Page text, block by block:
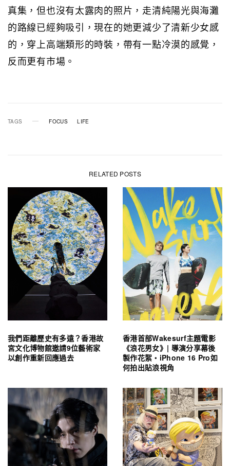
真集，但也沒有太露肉的照片，走清純陽光與海灘
的路線已經夠吸引，現在的她更減少了清新少女感
的，穿上高端類形的時裝，帶有一點冷漠的感覺，
反而更有市場。
TAGS FOCUS LIFE
RELATED POSTS
我們距離歷史有多遠？香港故
宮文化博物館邀請9位藝術家
以創作重新回應過去
香港首部Wakesurf主題電影
《浪花男女》| 導演分享幕後
製作花絮・iPhone 16 Pro如
何拍出貼浪視角